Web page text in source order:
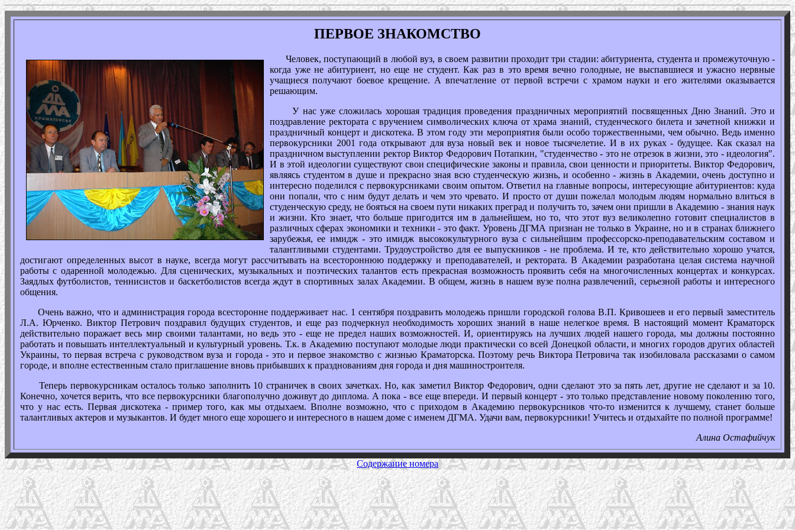
ПЕРВОЕ ЗНАКОМСТВО
Человек, поступающий в любой вуз, в своем развитии проходит три стадии: абитуриента, студента и промежуточную -
когда уже не абитуриент, но еще не студент. Как раз в это время вечно голодные, не выспавшиеся и ужасно нервные
учащиеся получают боевое крещение. А впечатление от первой встречи с храмом науки и его жителями оказывается
решающим.
У нас уже сложилась хорошая традиция проведения праздничных мероприятий посвященных Дню Знаний. Это и
поздравление ректората с вручением символических ключа от храма знаний, студенческого билета и зачетной книжки и
праздничный концерт и дискотека. В этом году эти мероприятия были особо торжественными, чем обычно. Ведь именно
первокурсники 2001 года открывают для вуза новый век и новое тысячелетие. И в их руках - будущее. Как сказал на
праздничном выступлении ректор Виктор Федорович Потапкин, "студенчество - это не отрезок в жизни, это - идеология".
И в этой идеологии существуют свои специфические законы и правила, свои ценности и приоритеты. Виктор Федорович,
являясь студентом в душе и прекрасно зная всю студенческую жизнь, и особенно - жизнь в Академии, очень доступно и
интересно поделился с первокурсниками своим опытом. Ответил на главные вопросы, интересующие абитуриентов: куда
они попали, что с ним будут делать и чем это чревато. И просто от души пожелал молодым людям нормально влиться в
студенческую среду, не бояться на своем пути никаких преград и получить то, зачем они пришли в Академию - знания наук
и жизни. Кто знает, что больше пригодится им в дальнейшем, но то, что этот вуз великолепно готовит специалистов в
различных сферах экономики и техники - это факт. Уровень ДГМА признан не только в Украине, но и в странах ближнего
зарубежья, ее имидж - это имидж высококультурного вуза с сильнейшим профессорско-преподавательским составом и
талантливыми студентами. Трудоустройство для ее выпускников - не проблема. И те, кто действительно хорошо учатся,
достигают определенных высот в науке, всегда могут рассчитывать на всестороннюю поддержку и преподавателей, и ректората. В Академии разработана целая система научной
работы с одаренной молодежью. Для сценических, музыкальных и поэтических талантов есть прекрасная возможность проявить себя на многочисленных концертах и конкурсах.
Заядлых футболистов, теннисистов и баскетболистов всегда ждут в спортивных залах Академии. В общем, жизнь в нашем вузе полна развлечений, серьезной работы и интересного
общения.
Очень важно, что и администрация города всесторонне поддерживает нас. 1 сентября поздравить молодежь пришли городской голова В.П. Кривошеев и его первый заместитель
Л.А. Юрченко. Виктор Петрович поздравил будущих студентов, и еще раз подчеркнул необходимость хороших знаний в наше нелегкое время. В настоящий момент Краматорск
действительно поражает весь мир своими талантами, но ведь это - еще не предел наших возможностей. И, ориентируясь на лучших людей нашего города, мы должны постоянно
работать и повышать интеллектуальный и культурный уровень. Т.к. в Академию поступают молодые люди практически со всей Донецкой области, и многих городов других областей
Украины, то первая встреча с руководством вуза и города - это и первое знакомство с жизнью Краматорска. Поэтому речь Виктора Петровича так изобиловала рассказами о самом
городе, и вполне естественным стало приглашение вновь прибывших к празднованиям дня города и дня машиностроителя.
Теперь первокурсникам осталось только заполнить 10 страничек в своих зачетках. Но, как заметил Виктор Федорович, одни сделают это за пять лет, другие не сделают и за 10.
Конечно, хочется верить, что все первокурсники благополучно доживут до диплома. А пока - все еще впереди. И первый концерт - это только представление новому поколению того,
что у нас есть. Первая дискотека - пример того, как мы отдыхаем. Вполне возможно, что с приходом в Академию первокурсников что-то изменится к лучшему, станет больше
талантливых актеров и музыкантов. И будет много еще хорошего и интересного в нашем доме с именем ДГМА. Удачи вам, первокурсники! Учитесь и отдыхайте по полной программе!
Алина Остафийчук
Содержание номера